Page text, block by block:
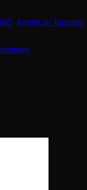
American Tourister
.